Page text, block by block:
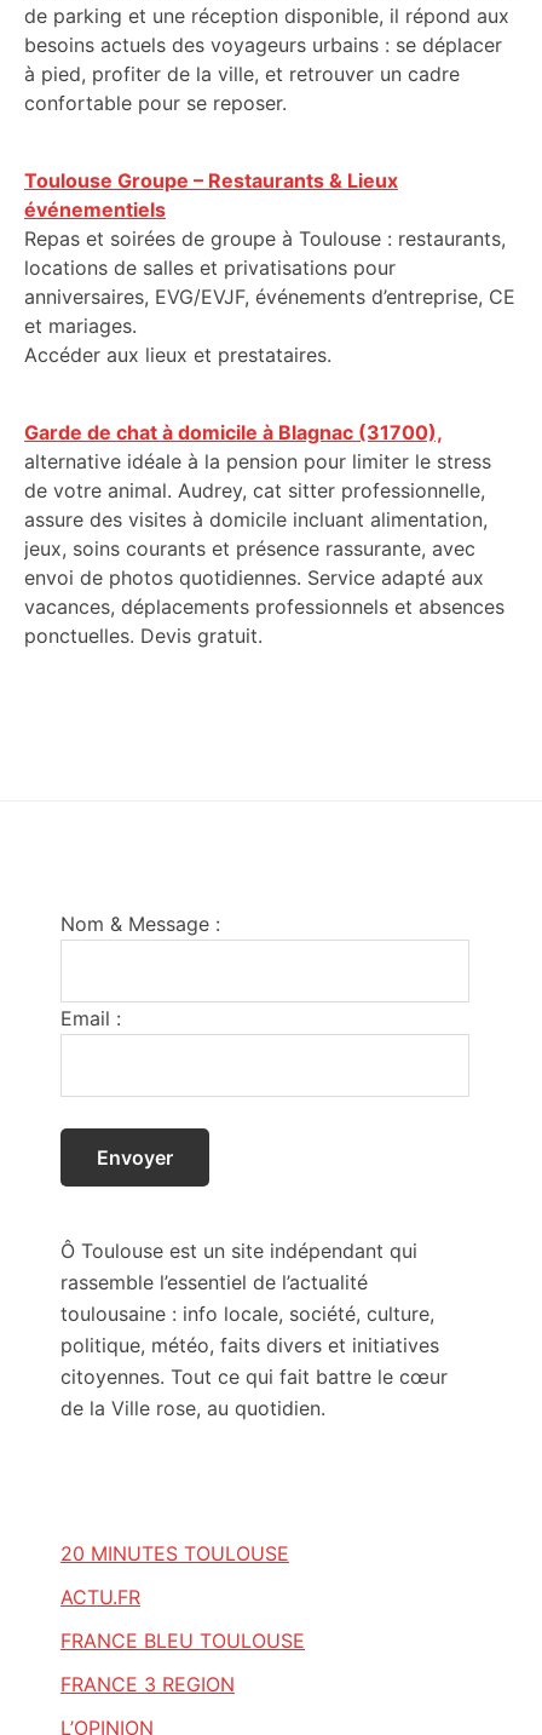
de parking et une réception disponible, il répond aux
besoins actuels des voyageurs urbains : se déplacer
à pied, profiter de la ville, et retrouver un cadre
confortable pour se reposer.
Toulouse Groupe – Restaurants & Lieux
événementiels
Repas et soirées de groupe à Toulouse : restaurants,
locations de salles et privatisations pour
anniversaires, EVG/EVJF, événements d’entreprise, CE
et mariages.
Accéder aux lieux et prestataires.
Garde de chat à domicile à Blagnac (31700),
alternative idéale à la pension pour limiter le stress
de votre animal. Audrey, cat sitter professionnelle,
assure des visites à domicile incluant alimentation,
jeux, soins courants et présence rassurante, avec
envoi de photos quotidiennes. Service adapté aux
vacances, déplacements professionnels et absences
ponctuelles. Devis gratuit.
Nom & Message :
Email :
Ô Toulouse est un site indépendant qui
rassemble l’essentiel de l’actualité
toulousaine : info locale, société, culture,
politique, météo, faits divers et initiatives
citoyennes. Tout ce qui fait battre le cœur
de la Ville rose, au quotidien.
20 MINUTES TOULOUSE
ACTU.FR
FRANCE BLEU TOULOUSE
FRANCE 3 REGION
L’OPINION